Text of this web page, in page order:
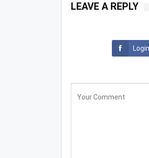
LEAVE A REPLY